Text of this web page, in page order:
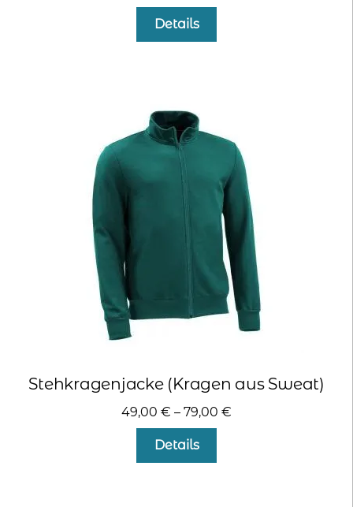
Details
Optionen
können
auf
der
Produktseite
gewählt
werden
Stehkragenjacke (Kragen aus Sweat)
49,00 € – 79,00 €
Details